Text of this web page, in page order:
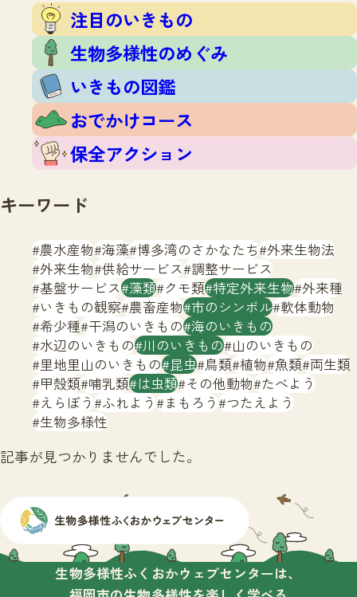
調査結果
ふくおかいきものマップ
マッチングTOP
掲載申し込みフォーム
お問合せ
サイトマップ
注目のいきもの
生物多様性のめぐみ
いきもの図鑑
おでかけコース
保全アクション
キーワード
農水産物 海藻 博多湾のさかなたち 外来生物法
外来生物 供給サービス 調整サービス
基盤サービス 藻類 クモ類 特定外来生物 外来種
いきもの観察 農畜産物 市のシンボル 軟体動物
希少種 干潟のいきもの 海のいきもの
水辺のいきもの 川のいきもの 山のいきもの
里地里山のいきもの 昆虫 鳥類 植物 魚類 両生類
甲殻類 哺乳類 は虫類 その他動物 たべよう
えらぼう ふれよう まもろう つたえよう
生物多様性
記事が見つかりませんでした。
生物多様性ふくおかウェブセンターは、